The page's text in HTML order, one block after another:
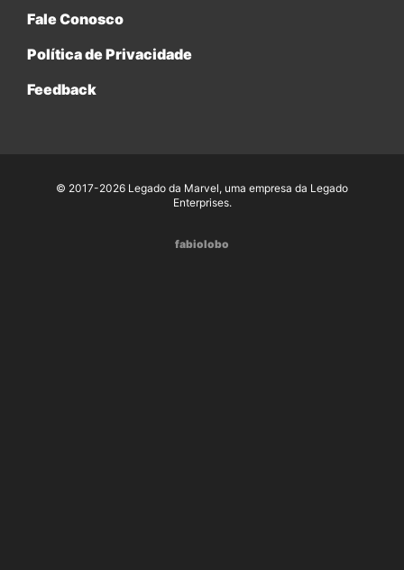
Fale Conosco
Política de Privacidade
Feedback
© 2017-2026 Legado da Marvel, uma empresa da Legado
Enterprises.
fabiolobo